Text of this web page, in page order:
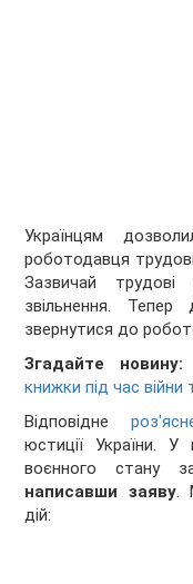
Українцям
роботодавця
Зазвичай
звільнення.
звернутися до
Згадайте новину:
книжки під час війни
Відповідне
юстиції України.
воєнного стану
написавши заяву.
дій: